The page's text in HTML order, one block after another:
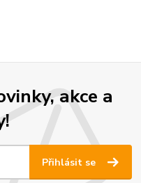
akce a
Přihlásit se